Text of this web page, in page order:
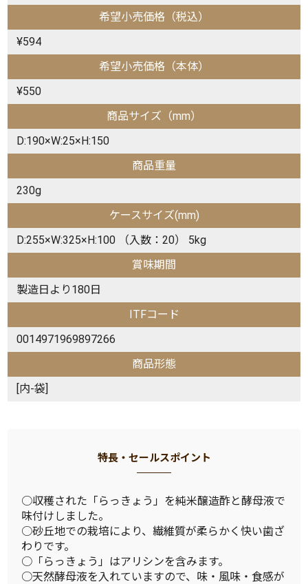
希望小売価格（税込）
¥594
希望小売価格（本体）
¥550
商品サイズ（mm）
D:190×W:25×H:150
商品重量
230g
ケースサイズ(mm)
D:255×W:325×H:100 （入数：20） 5kg
賞味期間
製造日より180日
ITFコード
0014971969897266
商品形態
[内-袋]
特長・セールスポイント
○収穫された「らっきょう」を純米醸造酢と酵母液で
味付けしました。
○砂丘地での栽培により、繊維質が柔らかく快い歯ざ
わりです。
○「らっきょう」はアリシンを含みます。
○天然酵母液を入れていますので、味・風味・食感が